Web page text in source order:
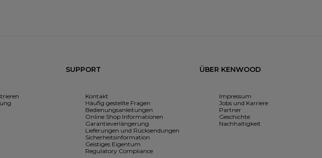
SUPPORT
Kontakt
Häufig gestellte Fragen
Bedienungsanleitungen
Online Shop Informationen
Garantieverlängerung
Lieferungen und Rücksendungen
Sicherheitsinformation
Geistiges Eigentum
Regulatory Compliance
ÜBER KENWOOD
Impressum
Jobs und Karriere
Partner
Geschichte
Nachhaltigkeit